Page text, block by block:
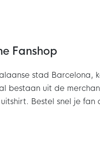
Fanshop
stad Barcelona,
bestaan uit de
Bestel snel je